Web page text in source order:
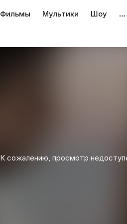
Фильмы Мультики Шоу …
К сожалению, просмотр